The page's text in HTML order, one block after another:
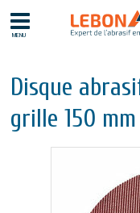
MENU
Disque
grille 150